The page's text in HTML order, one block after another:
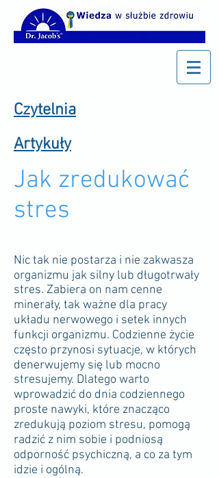
Czytelnia
Artykuły
Jak zredukować
stres
Nic tak nie postarza i nie zakwasza
organizmu jak silny lub długotrwały
stres. Zabiera on nam cenne
minerały, tak ważne dla pracy
układu nerwowego i setek innych
funkcji organizmu. Codzienne życie
często przynosi sytuacje, w których
denerwujemy się lub mocno
stresujemy. Dlatego warto
wprowadzić do dnia codziennego
proste nawyki, które znacząco
zredukują poziom stresu, pomogą
radzić z nim sobie i podniosą
odporność psychiczną, a co za tym
idzie i ogólną.